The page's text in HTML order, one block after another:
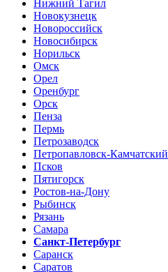
Нижний Тагил
Новокузнецк
Новороссийск
Новосибирск
Норильск
Омск
Орел
Оренбург
Орск
Пенза
Пермь
Петрозаводск
Петропавловск-Камчатский
Псков
Пятигорск
Ростов-на-Дону
Рыбинск
Рязань
Самара
Санкт-Петербург
Саранск
Саратов